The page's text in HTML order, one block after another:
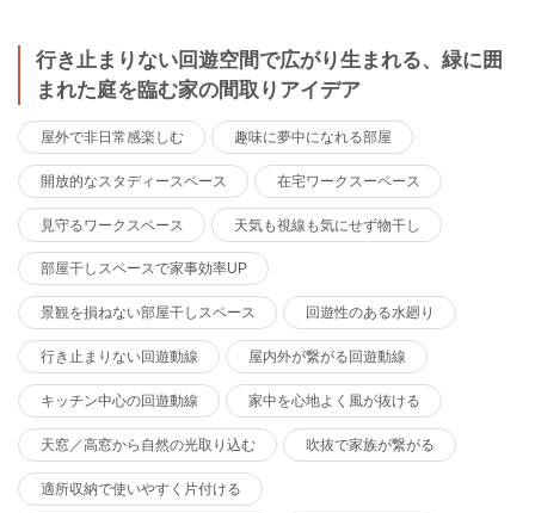
行き止まりない回遊空間で広がり生まれる、緑に囲
まれた庭を臨む家の間取りアイデア
屋外で非日常感楽しむ 趣味に夢中になれる部屋
開放的なスタディースペース 在宅ワークスーペース
見守るワークスペース 天気も視線も気にせず物干し
部屋干しスペースで家事効率UP
景観を損ねない部屋干しスペース 回遊性のある水廻り
行き止まりない回遊動線 屋内外が繋がる回遊動線
キッチン中心の回遊動線 家中を心地よく風が抜ける
天窓／高窓から自然の光取り込む 吹抜で家族が繋がる
適所収納で使いやすく片付ける